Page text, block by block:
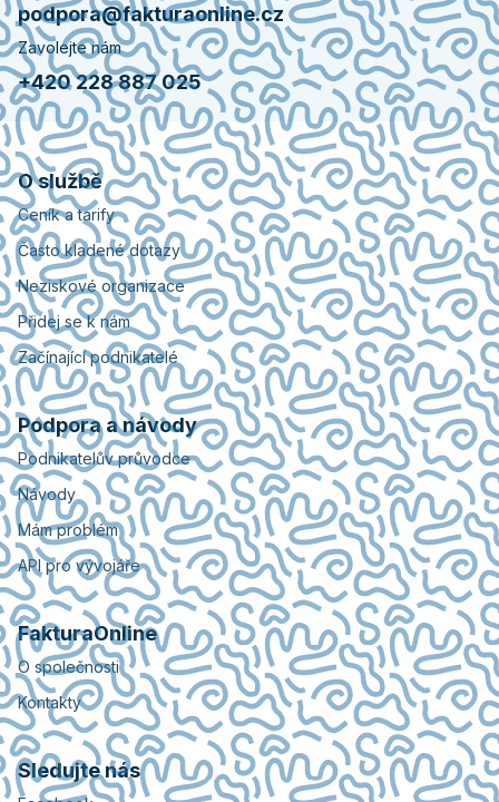
podpora@fakturaonline.cz
Zavolejte nám
+420 228 887 025
O službě
Ceník a tarify
Často kladené dotazy
Neziskové organizace
Přidej se k nám
Začínající podnikatelé
Podpora a návody
Podnikatelův průvodce
Návody
Mám problém
API pro vývojáře
FakturaOnline
O společnosti
Kontakty
Sledujte nás